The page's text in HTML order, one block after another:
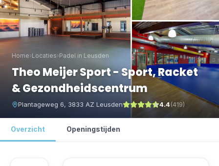
Home›Locaties›Padel in Leusden
Theo Meijer Sport - Sport, Racket
& Gezondheidscentrum
Plantageweg 6, 3833 AZ Leusden 4.4(419)
Overzicht Openingstijden